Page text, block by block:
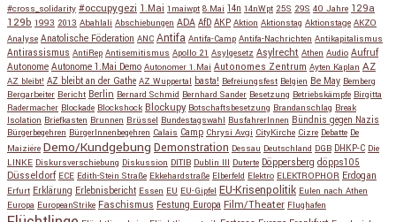
#cross_solidarity #occupygezi 1.Mai 1maiwpt 8.Mai 14n 14nWpt 25S 29S 40 Jahre 129a
129b 1993 2013 Abahlali Abschiebungen ADA AfD AKP Aktion Aktionstag Aktionstage AKZO
Analyse Anatolische Föderation ANC Antifa Antifa-Camp Antifa-Nachrichten Antikapitalismus
Antirassismus AntiRep Antisemitismus Apollo 21 Asylgesetz Asylrecht Athen Audio Aufruf
Autonome Autonome 1.Mai Demo Autonomer 1.Mai Autonomes Zentrum Ayten Kaplan AZ
AZ bleibt! AZ bleibt an der Gathe AZ Wuppertal basta! Befreiungsfest Belgien Be May Bemberg
Bergarbeiter Bericht Berlin Bernard Schmid Bernhard Sander Besetzung Betriebskämpfe Birgitta
Radermacher Blockade Blockshock Blockupy Botschaftsbesetzung Brandanschlag Break
Isolation Briefkasten Brunnen Brüssel Bundestagswahl BusfahrerInnen Bündnis gegen Nazis
Bürgerbegehren BürgerInnenbegehren Calais Camp Chrysi Avgi CityKirche Cizre Debatte De
Maiziére Demo/Kundgebung Demonstration Dessau Deutschland DGB DHKP-C Die
LINKE Diskursverschiebung Diskussion DITIB Dublin III Duterte Döppersberg döpps105
Düsseldorf ECE Edith-Stein Straße Ekkehardstraße Elberfeld Elektro ELEKTROPHOR Erdogan
Erfurt Erklärung Erlebnisbericht Essen EU EU-Gipfel EU-Krisenpolitik Eulen nach Athen
Europa EuropeanStrike Faschismus Festung Europa Film/Theater Flughafen